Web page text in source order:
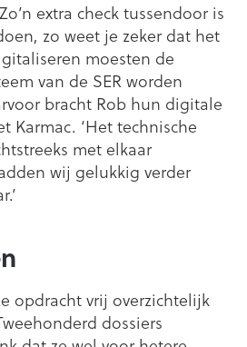
extra check tussendoor is
zo weet je zeker dat het
moesten de
van de SER worden
bracht Rob hun digitale
Karmac. ‘Het technische
met elkaar
wij gelukkig verder
opdracht vrij overzichtelijk
dossiers